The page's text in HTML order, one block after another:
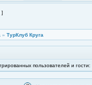
]
» ТурКлуб Круга
пользователей и гости: